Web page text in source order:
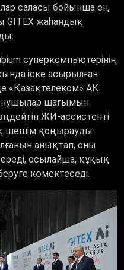
саласы бойынша ең
GITEX жаһандық
суперкомпьютерінің
іске асырылған
«Қазақтелеком» АҚ
шағымын
ЖИ-ассистенті
шешім қоңырауды
анықтап, оны
осылайша, құқық
көмектеседі.